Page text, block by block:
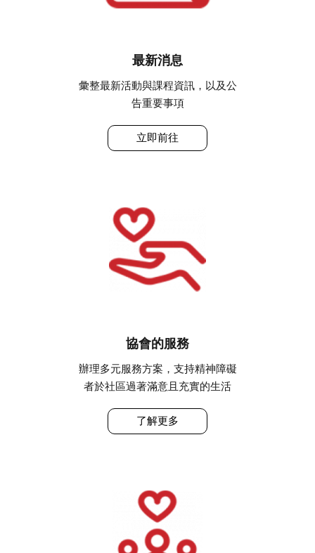
最新消息
彙整最新活動與課程資訊，以及公
告重要事項
立即前往
協會的服務
辦理多元服務方案，支持精神障礙
者於社區過著滿意且充實的生活
了解更多